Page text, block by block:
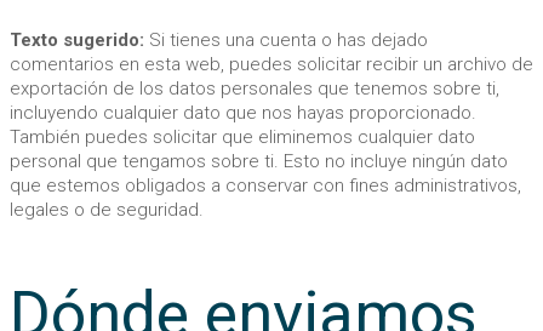
Texto sugerido: Si tienes una cuenta o has dejado
comentarios en esta web, puedes solicitar recibir un archivo de
exportación de los datos personales que tenemos sobre ti,
incluyendo cualquier dato que nos hayas proporcionado.
También puedes solicitar que eliminemos cualquier dato
personal que tengamos sobre ti. Esto no incluye ningún dato
que estemos obligados a conservar con fines administrativos,
legales o de seguridad.
Dónde enviamos